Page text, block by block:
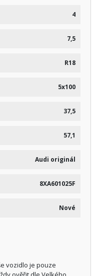
4
7,5
R18
5x100
37,5
57,1
Audi originál
8XA601025F
Nové
vozidlo je pouze